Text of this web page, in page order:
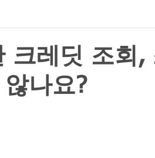
크레딧 조회,
나요?